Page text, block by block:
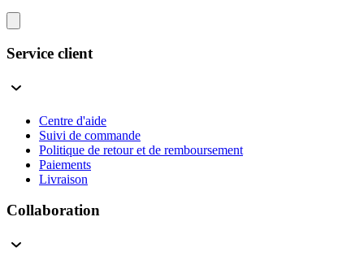
Service client
Centre d'aide
Suivi de commande
Politique de retour et de remboursement
Paiements
Livraison
Collaboration